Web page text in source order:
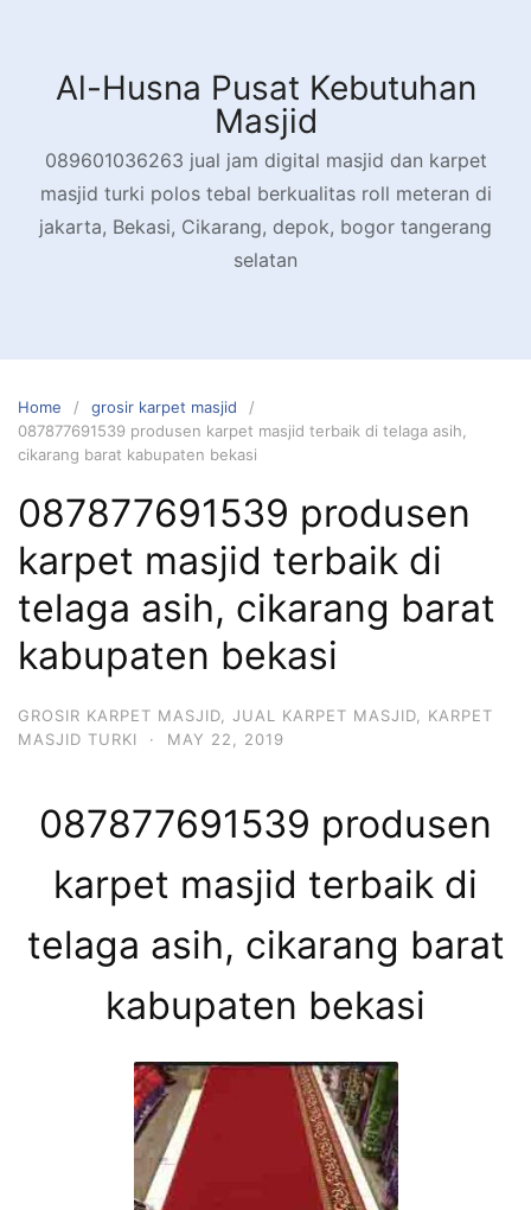
contentAl-Husna Pusat Kebutuhan
Masjid
089601036263 jual jam digital masjid dan karpet
masjid turki polos tebal berkualitas roll meteran di
jakarta, Bekasi, Cikarang, depok, bogor tangerang
selatan
Home
grosir karpet masjid
087877691539 produsen karpet masjid terbaik di telaga asih,
cikarang barat kabupaten bekasi
087877691539 produsen
karpet masjid terbaik di
telaga asih, cikarang barat
kabupaten bekasi
GROSIR KARPET MASJID JUAL KARPET MASJID
KARPET
MASJID TURKI
· MAY 22, 2019
087877691539 produsen
karpet masjid terbaik di
telaga asih, cikarang barat
kabupaten bekasi